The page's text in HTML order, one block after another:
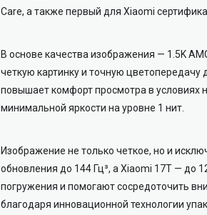
Care, а также первый для Xiaomi
В основе качества изображения — 1.5K
четкую картинку и точную
повышает комфорт просмотра в условиях
минимальной яркости на уровне 1 нит.
Изображение не только четкое, но и
обновления до 144 Гц³, а Xiaomi 17T — до
погружения и помогают сосредоточить
благодаря инновационной технологии